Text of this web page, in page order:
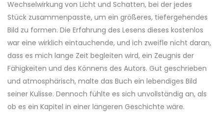
Wechselwirkung von Licht und Schatten, bei der jedes
Stück zusammenpasste, um ein größeres, tiefergehendes
Bild zu formen. Die Erfahrung des Lesens dieses kostenlos
war eine wirklich eintauchende, und ich zweifle nicht daran,
dass es mich lange Zeit begleiten wird, ein Zeugnis der
Fähigkeiten und des Könnens des Autors. Gut geschrieben
und atmosphärisch, malte das Buch ein lebendiges Bild
seiner Kulisse. Dennoch fühlte es sich unvollständig an, als
ob es ein Kapitel in einer längeren Geschichte wäre.